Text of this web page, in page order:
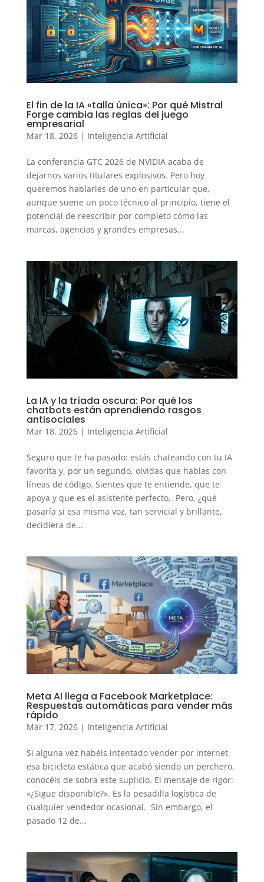
El fin de la IA «talla única»: Por qué Mistral
Forge cambia las reglas del juego
empresarial
Mar 18, 2026| Inteligencia Artificial
La conferencia GTC 2026 de NVIDIA acaba de
dejarnos varios titulares explosivos. Pero hoy
queremos hablarles de uno en particular que,
aunque suene un poco técnico al principio, tiene el
potencial de reescribir por completo cómo las
marcas, agencias y grandes empresas...
La IA y la tríada oscura: Por qué los
chatbots están aprendiendo rasgos
antisociales
Mar 18, 2026| Inteligencia Artificial
Seguro que te ha pasado: estás chateando con tu IA
favorita y, por un segundo, olvidas que hablas con
líneas de código. Sientes que te entiende, que te
apoya y que es el asistente perfecto. Pero, ¿qué
pasaría si esa misma voz, tan servicial y brillante,
decidiera de...
Meta AI llega a Facebook Marketplace:
Respuestas automáticas para vender más
rápido
Mar 17, 2026| Inteligencia Artificial
Si alguna vez habéis intentado vender por internet
esa bicicleta estática que acabó siendo un perchero,
conocéis de sobra este suplicio. El mensaje de rigor:
«¿Sigue disponible?». Es la pesadilla logística de
cualquier vendedor ocasional. Sin embargo, el
pasado 12 de...